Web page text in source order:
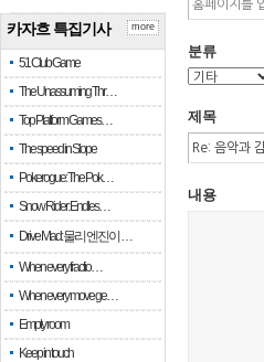
카자흐 특집기사
51 Club Game
The Unassuming Thr…
Top Platform Games…
The speed in Slope
Pokerogue: The Pok…
Snow Rider: Endles…
Drive Mad: 물리 엔진이 …
When every fractio…
When every move ge…
Empty room
Keep in touch
more
분류
제목
내용